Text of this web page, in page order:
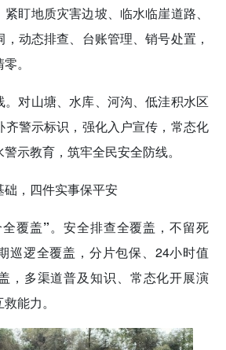
紧盯地质灾害边坡、临水临崖道路、
动态排查、台账管理、销号处置，
。
。对山塘、水库、河沟、低洼积水区
齐警示标识，强化入户宣传，常态化
示教育，筑牢全民安全防线。
，四件实事保平安
覆盖”。 安全排查全覆盖，不留死
巡逻全覆盖，分片包保、24小时值
，多渠道普及知识、常态化开展演
能力。